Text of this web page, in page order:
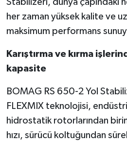
her zaman yüksek kalite ve
maksimum performans
Karıştırma ve kırma
kapasite
BOMAG RS 650-2 Yol
FLEXMIX teknolojisi,
hidrostatik rotorlarından
hızı, sürücü koltuğundan